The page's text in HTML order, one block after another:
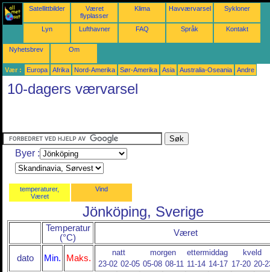
Satellittbilder
Været
flyplasser
Klima Havværvarsel Sykloner
Lyn Lufthavner FAQ Språk Kontakt
Nyhetsbrev Om
Vær : Europa Afrika Nord-Amerika Sør-Amerika Asia Australia-Oseania Andre
10-dagers værvarsel
Byer :
temperaturer,
Været
Vind
Jönköping, Sverige
Temperatur
(°C)
Været
dato Min. Maks.
natt morgen ettermiddag
kveld
23-02 02-05 05-08 08-11 11-14 14-17 17-20 20-